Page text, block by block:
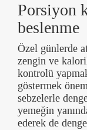
Porsiyon
beslenme
Özel günlerde
zengin ve
kontrolü
göstermek
sebzelerle
yemeğin
ederek de